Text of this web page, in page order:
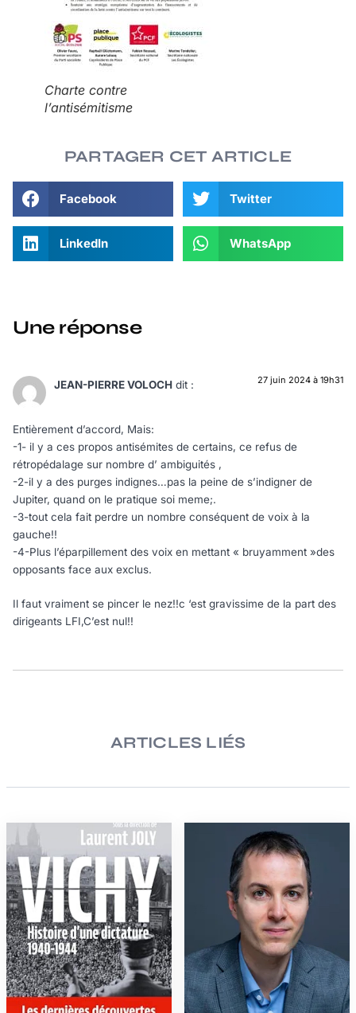
Charte contre
l’antisémitisme
PARTAGER CET ARTICLE
Facebook Twitter
LinkedIn WhatsApp
Une réponse
JEAN-PIERRE VOLOCH dit : 27 juin 2024 à 19h31
Entièrement d’accord, Mais:
-1- il y a ces propos antisémites de certains, ce refus de
rétropédalage sur nombre d’ ambiguités ,
-2-il y a des purges indignes…pas la peine de s’indigner de
Jupiter, quand on le pratique soi meme;.
-3-tout cela fait perdre un nombre conséquent de voix à la
gauche!!
-4-Plus l’éparpillement des voix en mettant « bruyamment »des
opposants face aux exclus.
Il faut vraiment se pincer le nez!!c ‘est gravissime de la part des
dirigeants LFI,C’est nul!!
ARTICLES LIÉS